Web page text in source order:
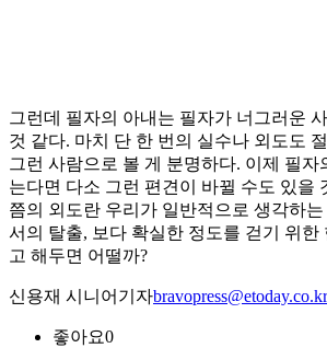
그런데 필자의 아내는 필자가 너그러운
것 같다. 마치 단 한 번의 실수나 외도도
그런 사람으로 볼 게 분명하다. 이제 필자
는다면 다소 그런 편견이 바뀔 수도 있을
쯤의 외도란 우리가 일반적으로 생각하는
서의 탈출, 보다 확실한 정도를 걷기 위한
고 해두면 어떨까?
신용재 시니어기자bravopress@etoday.co.kr
좋아요0